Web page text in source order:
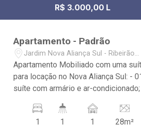
R$ 3.000,00 L
Apartamento - Padrão
Jardim Nova Aliança Sul - Ribeirão
Preto/SP
Apartamento Mobiliado com uma
para locação no Nova Aliança Sul: -
suíte com armário e ar-
vidro; - 01 vaga de garagem; - Cozinha
1
1
1
28m²